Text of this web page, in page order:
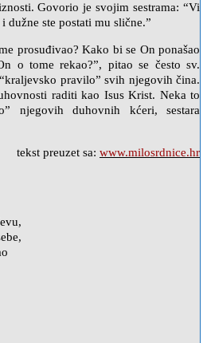
Govorio je svojim sestrama: “Vi
dužne ste postati mu slične.”
prosuđivao? Kako bi se On ponašao
o tome rekao?”, pitao se često sv.
pravilo” svih njegovih čina.
raditi kao Isus Krist. Neka to
njegovih duhovnih kćeri, sestara
tekst preuzet sa: www.milosrdnice.hr